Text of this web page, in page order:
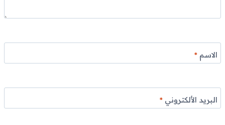
الاسم*
البريد الألكتروني*